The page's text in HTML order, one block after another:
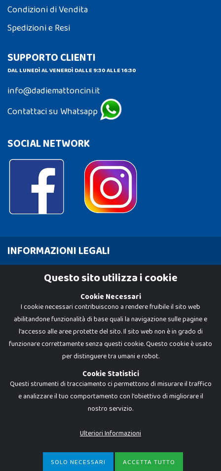
Condizioni di Vendita
Spedizioni e Resi
SUPPORTO CLIENTI
DAL LUNEDÌ AL VENERDÌ DALLE 9:30 ALLE 16:30
info@dadiemattoncini.it
Contattaci su Whatsapp
SOCIAL NETWORK
INFORMAZIONI LEGALI
Cookie Policy
Dadi e Mattoncini è un brand di Giocabene Srl. Ogni riproduzione o utilizzo non
I prezzi e le promozioni pubblicate potrebbero differire da quanto esposto in
P.IVA 02608090425 - REA AN201199 - C.S. 10.000 i.v.
Questo sito utilizza i cookie
Cookie Necessari
I cookie necessari contribuiscono a rendere fruibile il sito web
abilitandone funzionalità di base quali la navigazione sulle pagine e
l'accesso alle aree protette del sito. Il sito web non è in grado di
funzionare correttamente senza questi cookie. Questo cookie è usato
per distinguere tra umani e robot.
Cookie Statistici
Questi strumenti di tracciamento ci permettono di misurare il traffico
e analizzare il tuo comportamento con l'obiettivo di migliorare il
nostro servizio.
Ulteriori Informazioni
SOLO NECESSARI ACCETTA TUTTO